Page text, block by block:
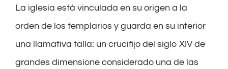
La iglesia está vinculada en su origen a la
orden de los templarios y guarda en su interior
una
llamativa talla: un crucifijo del siglo XIV de
grandes dimensione considerado una de las